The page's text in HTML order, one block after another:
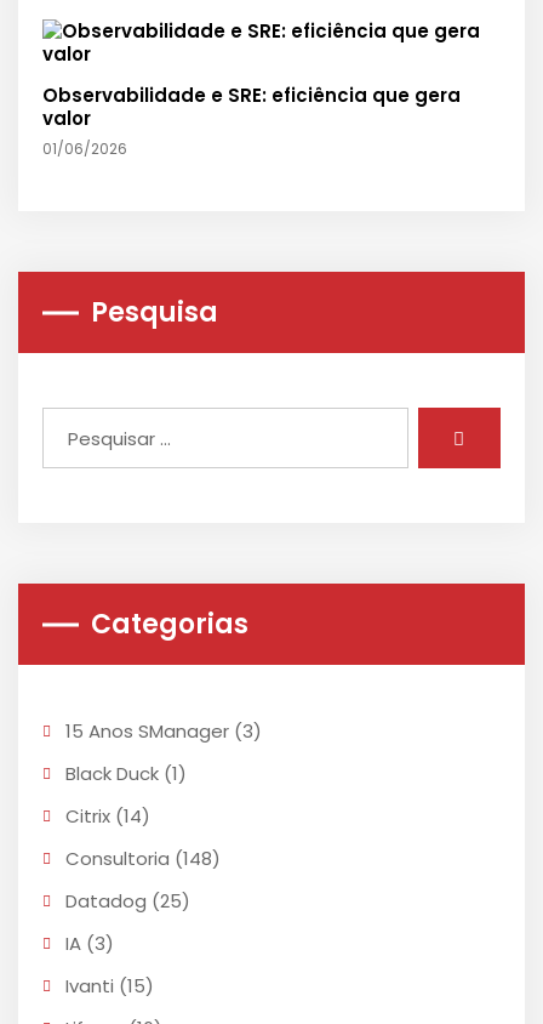
Observabilidade e SRE: eficiência que gera
valor
01/06/2026
Pesquisa
Categorias
15 Anos SManager (3)
Black Duck (1)
Citrix (14)
Consultoria (148)
Datadog (25)
IA (3)
Ivanti (15)